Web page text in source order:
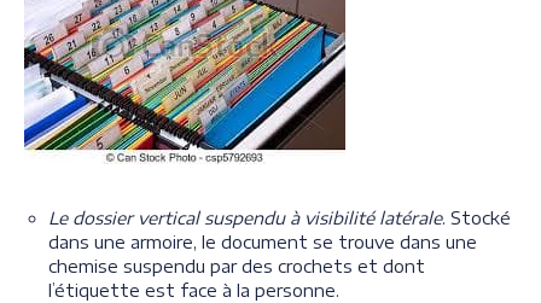
Le dossier vertical suspendu à visibilité latérale. Stocké
dans une armoire, le document se trouve dans une
chemise suspendu par des crochets et dont
l’étiquette est face à la personne.